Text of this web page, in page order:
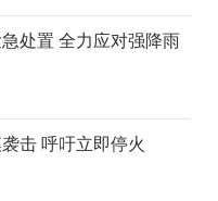
处置 全力应对强降雨
击 呼吁立即停火